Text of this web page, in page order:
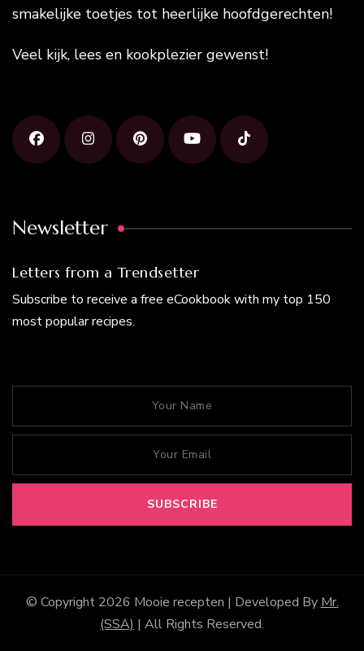
smakelijke toetjes tot heerlijke hoofdgerechten!
Veel kijk, lees en kookplezier gewenst!
Newsletter
Letters from a Trendsetter
Subscribe to receive a free eCookbook with my top 150
most popular recipes.
© Copyright 2026 Mooie recepten | Developed By Mr.
(SSA) | All Rights Reserved.